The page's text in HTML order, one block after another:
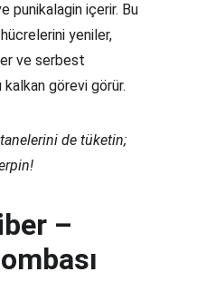
punikalagin içerir. Bu
yeniler,
ve serbest
kalkan görevi görür.
de tüketin;
–